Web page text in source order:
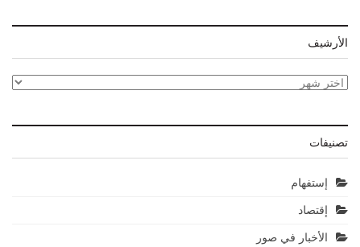
الأرشيف
الأرشيف
تصنيفات
إستفهام
إقتصاد
الأخبار في صور